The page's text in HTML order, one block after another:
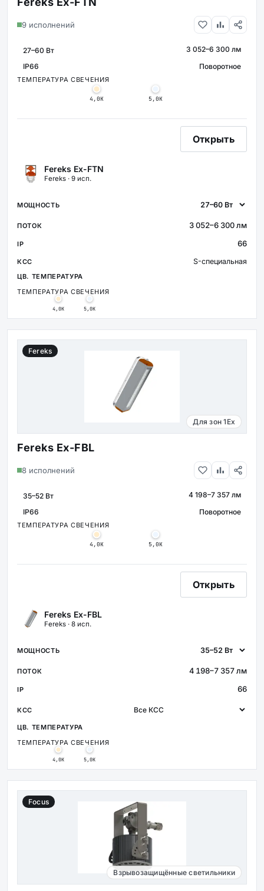
9 исполнений
МОЩНОСТЬ СВЕТОВОЙ ПОТОК
3 052–6 300 лм
ЗАЩИТА
IP66 КРЕПЛЕНИЕ
Поворотное
ТЕМПЕРАТУРА СВЕЧЕНИЯ
4,0К 5,0К
Открыть
Fereks Ex-FTN
Fereks · 9 исп.
3 052–6 300 лм
66
S-специальная
ТЕМПЕРАТУРА СВЕЧЕНИЯ
4,0К 5,0К
Fereks
Для зон 1Ex
Fereks Ex-FBL
8 исполнений
МОЩНОСТЬ СВЕТОВОЙ ПОТОК
4 198–7 357 лм
ЗАЩИТА
IP66 КРЕПЛЕНИЕ
Поворотное
ТЕМПЕРАТУРА СВЕЧЕНИЯ
4,0К 5,0К
Открыть
Fereks Ex-FBL
Fereks · 8 исп.
4 198–7 357 лм
66
ТЕМПЕРАТУРА СВЕЧЕНИЯ
4,0К 5,0К
Focus
Взрывозащищённые светильники